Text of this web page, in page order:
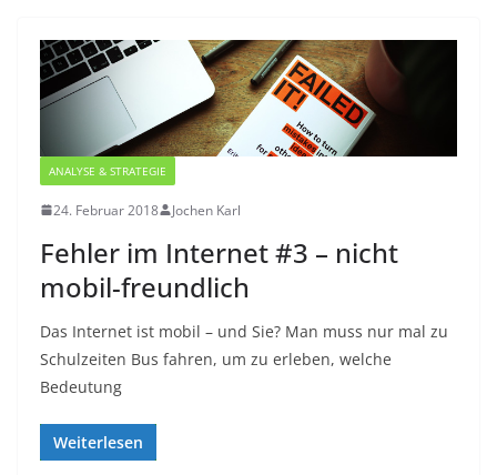
ANALYSE & STRATEGIE
24. Februar 2018 Jochen Karl
Fehler im Internet #3 – nicht
mobil-freundlich
Das Internet ist mobil – und Sie? Man muss nur mal zu
Schulzeiten Bus fahren, um zu erleben, welche
Bedeutung
Weiterlesen